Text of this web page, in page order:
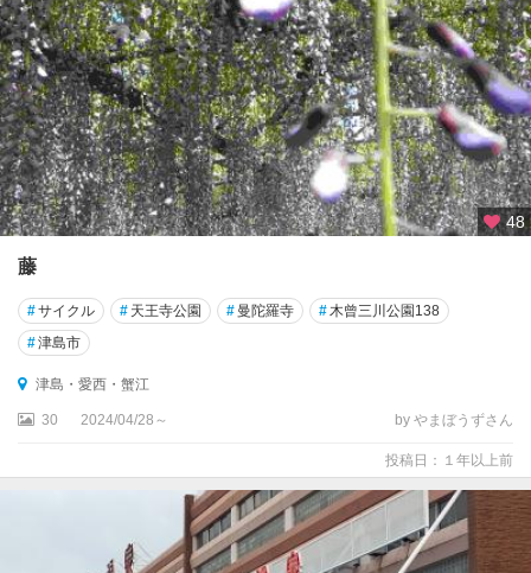
48
藤
#サイクル # 天王寺公園 # 曼陀羅寺 # 木曾三川公園138
#津島市
津島・愛西・蟹江
30 2024/04/28～ by やまぼうずさん
投稿日：１年以上前